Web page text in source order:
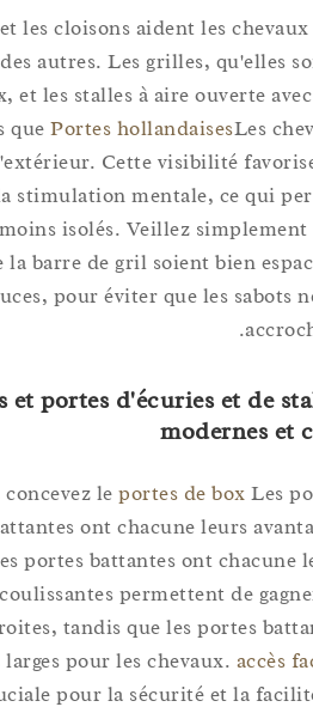
et les cloisons aident les
des autres. Les grilles,
et les stalles à aire ouverte
quePortes hollandaises Les
à l'extérieur. Cette visibilité
et la stimulation mentale, ce
moins isolés. Veillez
de la barre de gril soient bien
pouces, pour éviter que les
et portes d'écuries et
modernes
concevez leportes de box
battantes ont chacune leurs
les portes battantes ont
coulissantes permettent de
étroites, tandis que les portes
larges pour les chevaux.
cruciale pour la sécurité et la